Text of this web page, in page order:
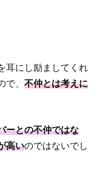
耳にし励ましてくれ
で、不仲とは考えに
ーとの不仲ではな
高いのではないでし